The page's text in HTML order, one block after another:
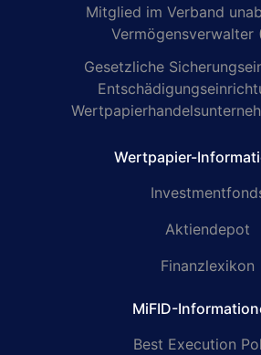
Mitglied im Verband
Vermögensverwalter
Gesetzliche
Wertpapier-
Aktiendepot
Finanzlexikon
MiFID-
Best Execution